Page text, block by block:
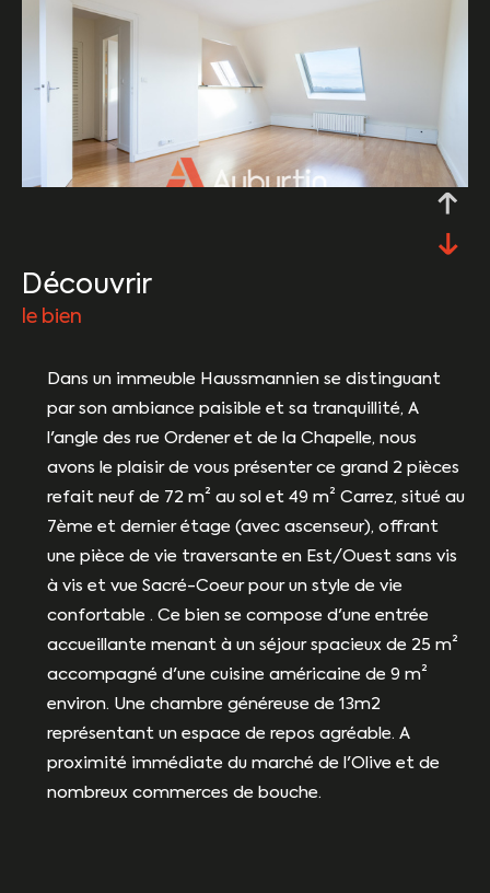
découvrir
le bien
Dans un immeuble Haussmannien se distinguant
par son ambiance paisible et sa tranquillité, A
l'angle des rue Ordener et de la Chapelle, nous
avons le plaisir de vous présenter ce grand 2 pièces
refait neuf de 72 m² au sol et 49 m² Carrez, situé au
7ème et dernier étage (avec ascenseur), offrant
une pièce de vie traversante en Est/Ouest sans vis
à vis et vue Sacré-Coeur pour un style de vie
confortable . Ce bien se compose d'une entrée
accueillante menant à un séjour spacieux de 25 m²
accompagné d'une cuisine américaine de 9 m²
environ. Une chambre généreuse de 13m2
représentant un espace de repos agréable. A
proximité immédiate du marché de l'Olive et de
nombreux commerces de bouche.